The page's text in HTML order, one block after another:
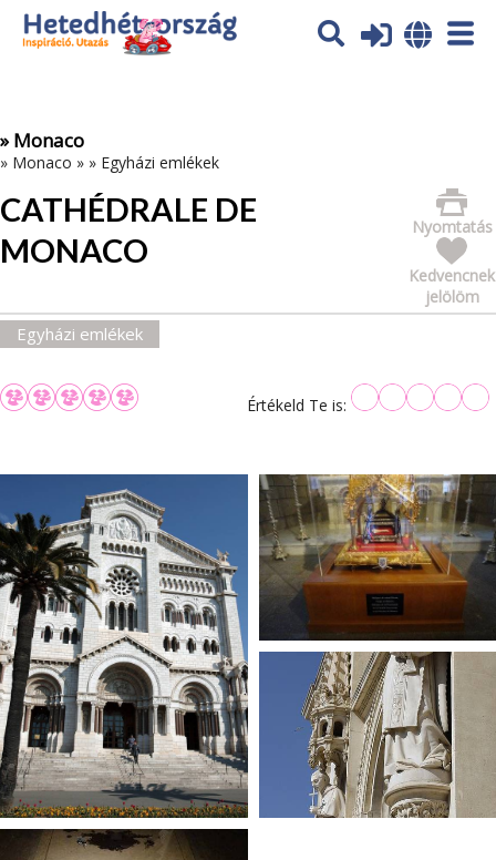
Az oldal sütiket (cookies) használ. További tájékoztatás itt:
Adatvédelmi tájékoztató
» Monaco
» Monaco » » Egyházi emlékek
CATHÉDRALE DE
MONACO
Nyomtatás
Kedvencnek
jelölöm
Egyházi emlékek
Értékeld Te is: